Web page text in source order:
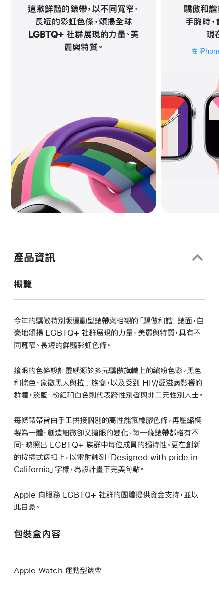
這款鮮豔的錶帶，以不同寬窄、
長短的彩虹色條，頌揚全球
LGBTQ+ 社群展現的力量、美
麗與特質。
驕傲和
手腕時
現‍
在
產品資訊
概覽
今年的驕傲特別版運動型錶帶與相襯的「驕傲和諧」錶面，自
豪地頌揚 LGBTQ+ 社群展現的力量、美麗與特質，具有不
同寬窄、長短的鮮豔彩虹色條。
搶眼的色條設計靈感源於多元驕傲旗幟上的繽紛色彩。黑色
和棕色，象徵黑人與拉丁族裔，以及受到 HIV/愛滋病影響的
群體。淡藍、粉紅和白色則代表跨性別者與非二元性別人士。
每條錶帶皆由手工拼接個別的高性能氟橡膠色條，再壓縮模
製為一體，創造細微卻又搶眼的變化。每一條錶帶都略有不
同，映照出 LGBTQ+ 族群中每位成員的獨特性。更在創新
的按插式錶扣上，以雷射蝕刻「Designed with pride in
California」字樣，為設計畫下完美句點。
Apple 向服務 LGBTQ+ 社群的團體提供資金支持，並以
此自豪。
包裝盒內容
Apple Watch 運動型錶帶